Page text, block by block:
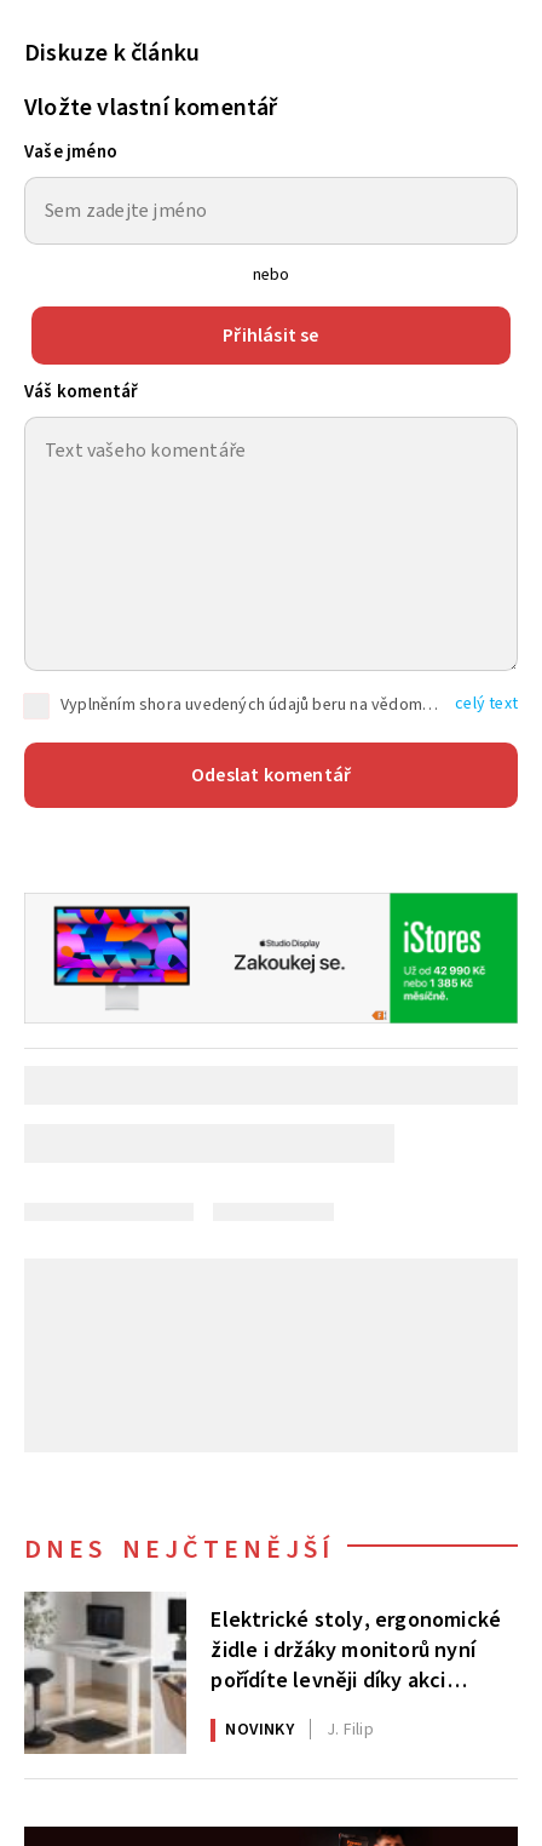
Diskuze k článku
Vložte vlastní komentář
Vaše jméno
nebo
Přihlásit se
Váš komentář
Vyplněním shora uvedených údajů beru na vědomí, že společnost TEXT FACTORY s.r.o., sídlem Brno, Durďákova 336/29, Černá Pole, PSČ: 613 00, IČ: 06157831, zapsané u Krajského soudu v Brně, oddíl C, vložka 100399, bude zpracovávat mé osobní údaje uvedené v rámci mnou vyplněného registračního formuláře na základě oprávněných zájmů TEXT FACTORY s.r.o. dle čl. 6 odst. 1 písm. f) GDPR a pro splnění právních povinností (čl. 6 odst. 1 písm. c) GDPR), a to pro tyto účely: nezbytnost zajistit oprávnění návštěvníka webových stránek provozovaných společností TEXT FACTORY s.r.o. přispívat aktivně ke zveřejněným článkům nebo v rámci diskusních fór a výkon práv TEXT FACTORY s.r.o. jako administrátora těchto diskusních fór. Více informací o zpracování osobních údajů a právech lze nalézt v celý text
DNES NEJČTENĚJŠÍ
Elektrické stoly, ergonomické
židle i držáky monitorů nyní
pořídíte levněji díky akci
AlzaErgo
NOVINKY J. Filip